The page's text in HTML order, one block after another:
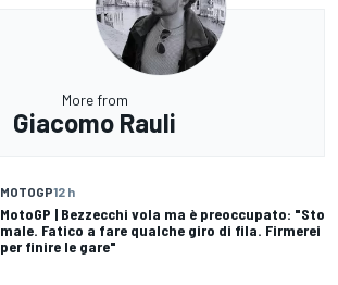
More from
Giacomo Rauli
MOTOGP12 h
MotoGP | Bezzecchi vola ma è preoccupato: "Sto
male. Fatico a fare qualche giro di fila. Firmerei
per finire le gare"